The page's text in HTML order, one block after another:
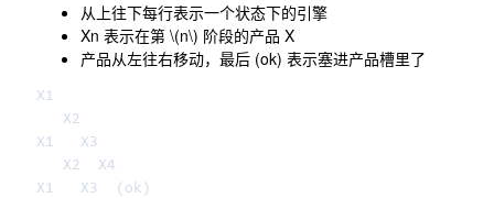
从上往下每行表示一个状态下的引擎
Xn 表示在第 \(n\) 阶段的产品 X
产品从左往右移动，最后 (ok) 表示塞进产品槽里了
X1
X1   X3
X1   X3  (ok)